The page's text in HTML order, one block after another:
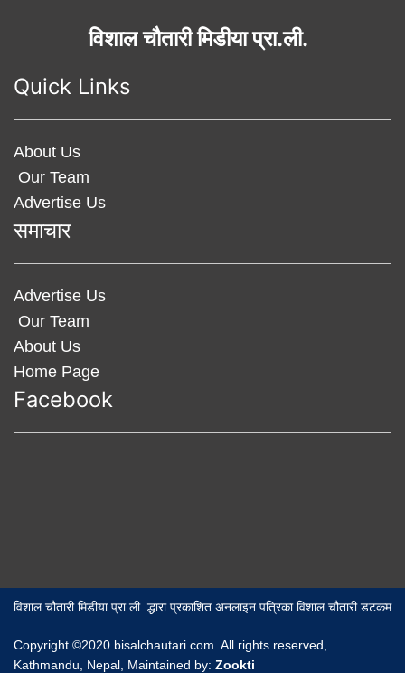
विशाल चौतारी मिडीया प्रा.ली.
Quick Links
About Us
Our Team
Advertise Us
समाचार
Advertise Us
Our Team
About Us
Home Page
Facebook
विशाल चौतारी मिडीया प्रा.ली. द्धारा प्रकाशित अनलाइन पत्रिका विशाल चौतारी डटकम
Copyright ©2020 bisalchautari.com. All rights reserved,
Kathmandu, Nepal, Maintained by: Zookti